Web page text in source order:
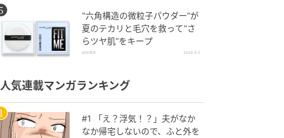
‟六角構造の微粒子パウダー”が
夏のテカリと毛穴を救って‟さ
らツヤ肌”をキープ
GINGER 2026.8.5
人気連載マンガランキング
#1 「え？浮気！？」夫がなか
なか帰宅しないので、ふと外を